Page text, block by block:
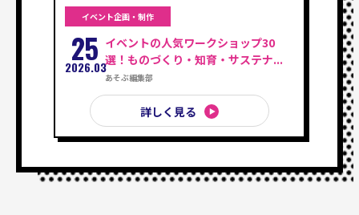
イベント企画・制作
25
2026.03
イベントの人気ワークショップ30
選！ものづくり・知育・サステナ...
あそぶ編集部
詳しく見る